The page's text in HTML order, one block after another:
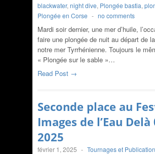
blackwater, night dive, Plongée bastia,
Plongée en Corse - no comments
Mardi soir dernier, une mer d’huile,
faire une plongée de nuit au départ de
notre mer Tyrrhénienne. Toujours le
« Plongée sur le sable »…
Read Post →
Seconde place au
Images de l’Eau Delà
2025
février 1, 2025 - Tournages et